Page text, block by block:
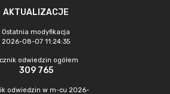
AKTUALIZACJE
Ostatnia modyfikacja
2026-08-07 11:24:35
odwiedzin ogółem
309 765
odwiedzin w m-cu 2026-